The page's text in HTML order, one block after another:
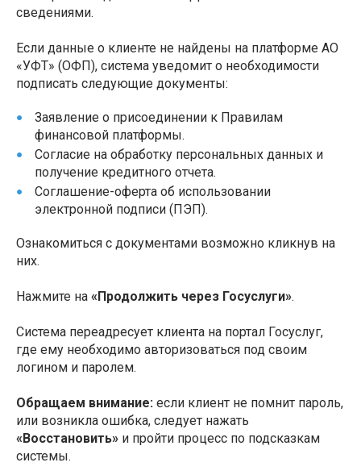
сведениями.
Если данные о клиенте не найдены на платформе АО
«УФТ» (ОФП), система уведомит о необходимости
подписать следующие документы:
Заявление о присоединении к Правилам
финансовой платформы.
Согласие на обработку персональных данных и
получение кредитного отчета.
Соглашение-оферта об использовании
электронной подписи (ПЭП).
Ознакомиться с документами возможно кликнув на
них.
Нажмите на «Продолжить через Госуслуги».
Система переадресует клиента на портал Госуслуг,
где ему необходимо авторизоваться под своим
логином и паролем.
Обращаем внимание: если клиент не помнит пароль,
или возникла ошибка, следует нажать
«Восстановить» и пройти процесс по подсказкам
системы.